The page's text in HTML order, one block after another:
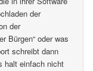
der
der
Bürgen“ oder was
schreibt dann
halt einfach nicht